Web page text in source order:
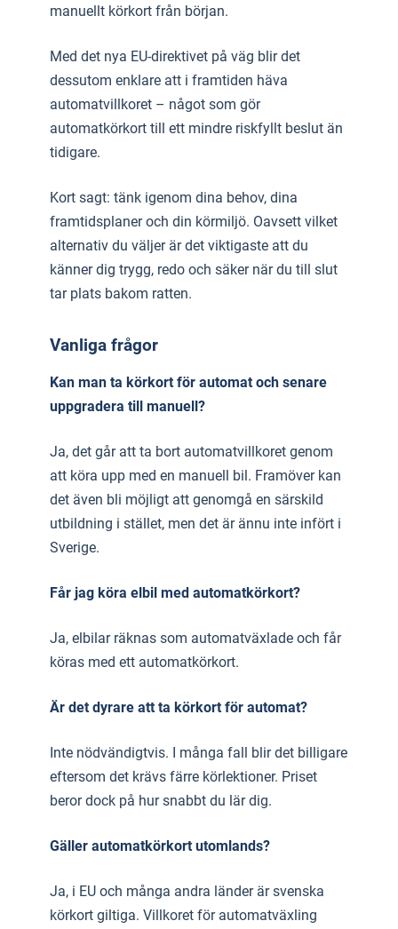
manuellt körkort från början.
Med det nya EU-direktivet på väg blir det
dessutom enklare att i framtiden häva
automatvillkoret – något som gör
automatkörkort till ett mindre riskfyllt beslut än
tidigare.
Kort sagt: tänk igenom dina behov, dina
framtidsplaner och din körmiljö. Oavsett vilket
alternativ du väljer är det viktigaste att du
känner dig trygg, redo och säker när du till slut
tar plats bakom ratten.
Vanliga frågor
Kan man ta körkort för automat och senare
uppgradera till manuell?
Ja, det går att ta bort automatvillkoret genom
att köra upp med en manuell bil. Framöver kan
det även bli möjligt att genomgå en särskild
utbildning i stället, men det är ännu inte infört i
Sverige.
Får jag köra elbil med automatkörkort?
Ja, elbilar räknas som automatväxlade och får
köras med ett automatkörkort.
Är det dyrare att ta körkort för automat?
Inte nödvändigtvis. I många fall blir det billigare
eftersom det krävs färre körlektioner. Priset
beror dock på hur snabbt du lär dig.
Gäller automatkörkort utomlands?
Ja, i EU och många andra länder är svenska
körkort giltiga. Villkoret för automatväxling